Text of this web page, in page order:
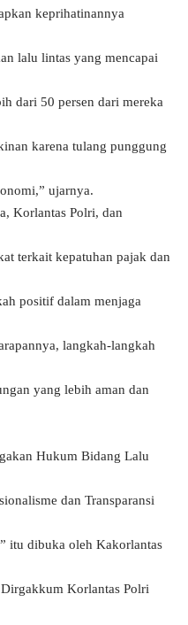
keprihatinannya
lalu lintas yang mencapai
dari 50 persen dari mereka
karena tulang punggung
ujarnya.
Korlantas Polri, dan
terkait kepatuhan pajak dan
positif dalam menjaga
langkah-langkah
yang lebih aman dan
Hukum Bidang Lalu
dan Transparansi
itu dibuka oleh Kakorlantas
Korlantas Polri